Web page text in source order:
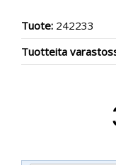
Tuote: 242233
Tuotteita